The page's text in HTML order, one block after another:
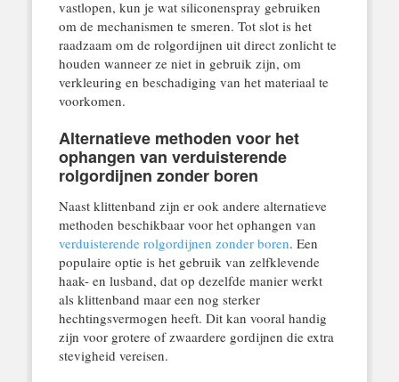
vastlopen, kun je wat siliconenspray gebruiken
om de mechanismen te smeren. Tot slot is het
raadzaam om de rolgordijnen uit direct zonlicht te
houden wanneer ze niet in gebruik zijn, om
verkleuring en beschadiging van het materiaal te
voorkomen.
Alternatieve methoden voor het
ophangen van verduisterende
rolgordijnen zonder boren
Naast klittenband zijn er ook andere alternatieve
methoden beschikbaar voor het ophangen van
verduisterende rolgordijnen zonder boren. Een
populaire optie is het gebruik van zelfklevende
haak- en lusband, dat op dezelfde manier werkt
als klittenband maar een nog sterker
hechtingsvermogen heeft. Dit kan vooral handig
zijn voor grotere of zwaardere gordijnen die extra
stevigheid vereisen.